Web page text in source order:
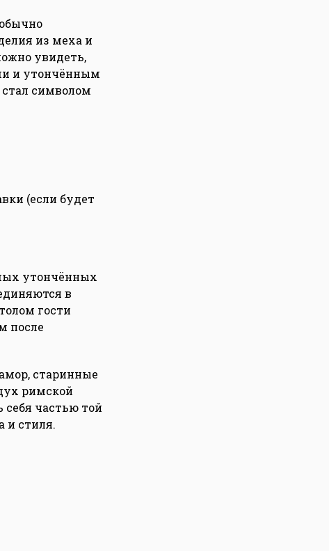
из меха и
увидеть,
и утончённым
стал символом
(если будет
утончённых
в
гости
после
старинные
римской
частью той
и стиля.